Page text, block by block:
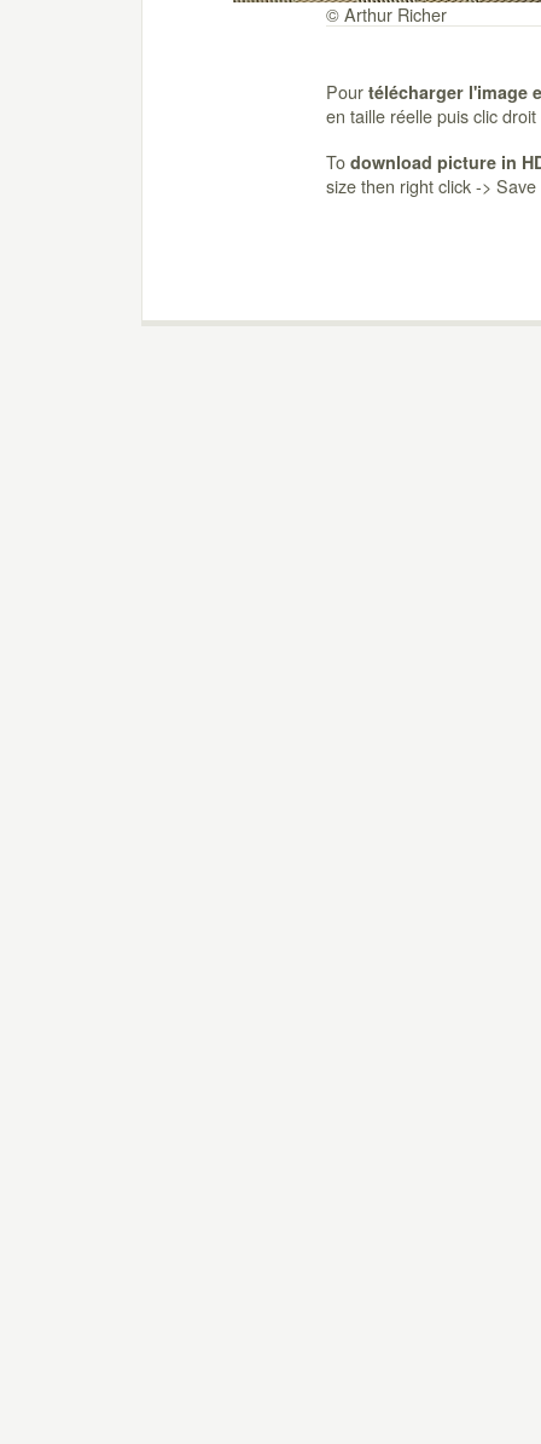
© Arthur Richer
Pour télécharger l'image
en taille réelle puis clic
To download picture in
size then right click ->